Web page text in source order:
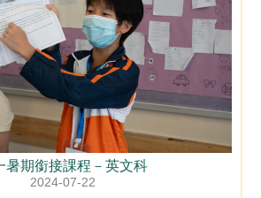
暑期銜接課程－英文科
2024-07-22